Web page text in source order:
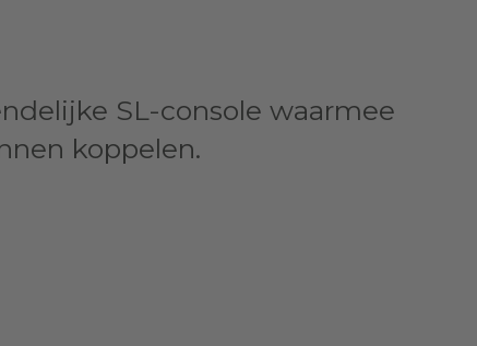
SL-console waarmee
koppelen.